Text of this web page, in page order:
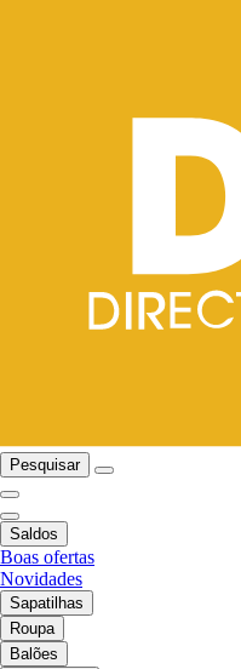
Pesquisar
Saldos
Boas ofertas
Novidades
Sapatilhas
Roupa
Balões